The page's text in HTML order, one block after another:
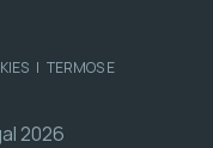
| TERMOS E
2026